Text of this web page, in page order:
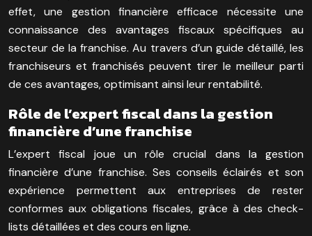
effet, une gestion financière efficace nécessite une
connaissance des avantages fiscaux spécifiques au
secteur de la franchise. Au travers d’un guide détaillé, les
franchiseurs et franchisés peuvent tirer le meilleur parti
de ces avantages, optimisant ainsi leur rentabilité.
Rôle de l’expert fiscal dans la gestion
financière d’une franchise
L’expert fiscal joue un rôle crucial dans la gestion
financière d’une franchise. Ses conseils éclairés et son
expérience permettent aux entreprises de rester
conformes aux obligations fiscales, grâce à des check-
lists détaillées et des cours en ligne.